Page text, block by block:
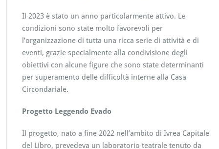
Il 2023 è stato un anno particolarmente attivo. Le
condizioni sono state molto favorevoli per
l’organizzazione di tutta una ricca serie di attività e di
eventi, grazie specialmente alla condivisione degli
obiettivi con alcune figure che sono state determinanti
per superamento delle difficoltà interne alla Casa
Circondariale.
Progetto Leggendo Evado
Il progetto, nato a fine 2022 nell’ambito di Ivrea Capitale
del Libro, prevedeva un laboratorio teatrale tenuto da